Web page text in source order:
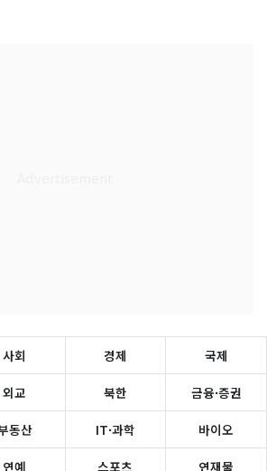
사회 경제 국제
외교 북한 금융·증권
동산 IT·과학 바이오
연예 스포츠 연재물